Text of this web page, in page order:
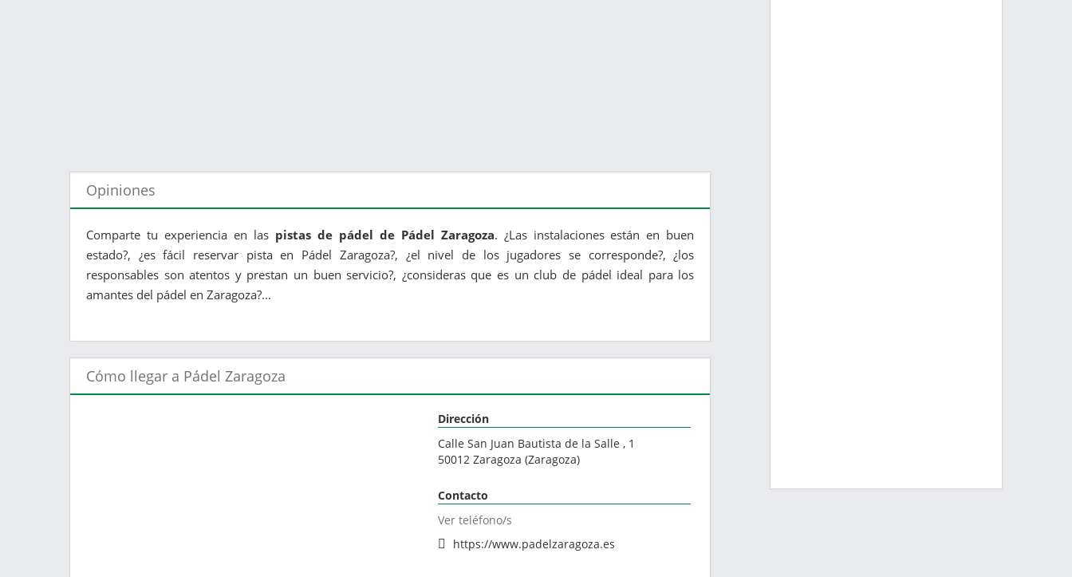
Opiniones
Comparte tu experiencia en las pistas de pádel de Pádel Zaragoza. ¿Las instalaciones están en buen
estado?, ¿es fácil reservar pista en Pádel Zaragoza?, ¿el nivel de los jugadores se corresponde?, ¿los
responsables son atentos y prestan un buen servicio?, ¿consideras que es un club de pádel ideal para los
amantes del pádel en Zaragoza?...
Cómo llegar a Pádel Zaragoza
Dirección
Calle San Juan Bautista de la Salle , 1
50012 Zaragoza (Zaragoza)
Contacto
Ver teléfono/s
https://www.padelzaragoza.es